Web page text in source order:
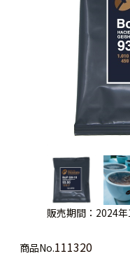
販売期間：2024
商品No.111320